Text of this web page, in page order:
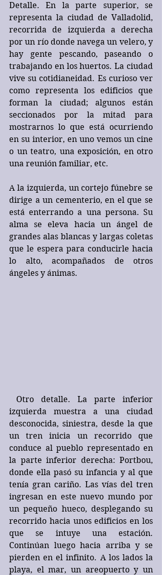
Detalle. En la parte superior, se
representa la ciudad de Valladolid,
recorrida de izquierda a derecha
por un río donde navega un velero, y
hay gente pescando, paseando o
trabajando en los huertos. La ciudad
vive su cotidianeidad. Es curioso ver
como representa los edificios que
forman la ciudad; algunos están
seccionados por la mitad para
mostrarnos lo que está ocurriendo
en su interior, en uno vemos un cine
o un teatro, una exposición, en otro
una reunión familiar, etc.
A la izquierda, un cortejo fúnebre se
dirige a un cementerio, en el que se
está enterrando a una persona. Su
alma se eleva hacia un ángel de
grandes alas blancas y largas coletas
que le espera para conducirle hacia
lo alto, acompañados de otros
ángeles y ánimas.
izquierda muestra a una ciudad
desconocida, siniestra, desde la que
un tren inicia un recorrido que
conduce al pueblo representado en
la parte inferior derecha: Portbou,
donde ella pasó su infancia y al que
tenía gran cariño. Las vías del tren
ingresan en este nuevo mundo por
un pequeño hueco, desplegando su
recorrido hacia unos edificios en los
que se intuye una estación.
Continúan luego hacia arriba y se
pierden en el infinito. A los lados la
playa, el mar, un areopuerto y un